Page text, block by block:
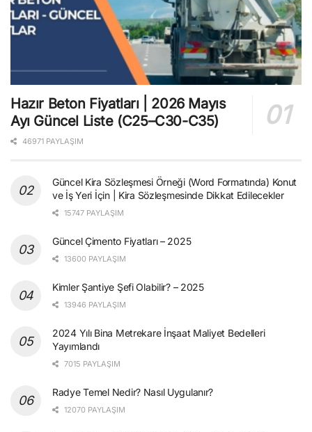
Hazır Beton Fiyatları | 2026 Mayıs
Ayı Güncel Liste (C25–C30-C35)
46971 PAYLAŞIM
Güncel Kira Sözleşmesi Örneği (Word Formatında) Konut
ve İş Yeri İçin | Kira Sözleşmesinde Dikkat Edilecekler
15747 PAYLAŞIM
Güncel Çimento Fiyatları – 2025
13600 PAYLAŞIM
Kimler Şantiye Şefi Olabilir? – 2025
13946 PAYLAŞIM
2024 Yılı Bina Metrekare İnşaat Maliyet Bedelleri
Yayımlandı
7015 PAYLAŞIM
Radye Temel Nedir? Nasıl Uygulanır?
12070 PAYLAŞIM